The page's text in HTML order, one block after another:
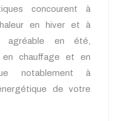
concourent à
en hiver et à
agréable en été,
en chauffage et en
notablement à
de votre